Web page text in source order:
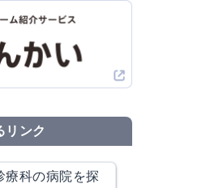
リンク
療科の病院を探